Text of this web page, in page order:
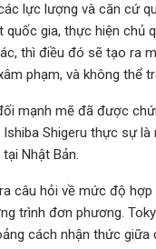
lực lượng và căn cứ
gia, thực hiện chủ
thì điều đó sẽ tạo ra
phạm, và không thể
mạnh mẽ đã được
Shigeru thực sự
Nhật Bản.
câu hỏi về mức độ
trình đơn phương.
cách nhận thức